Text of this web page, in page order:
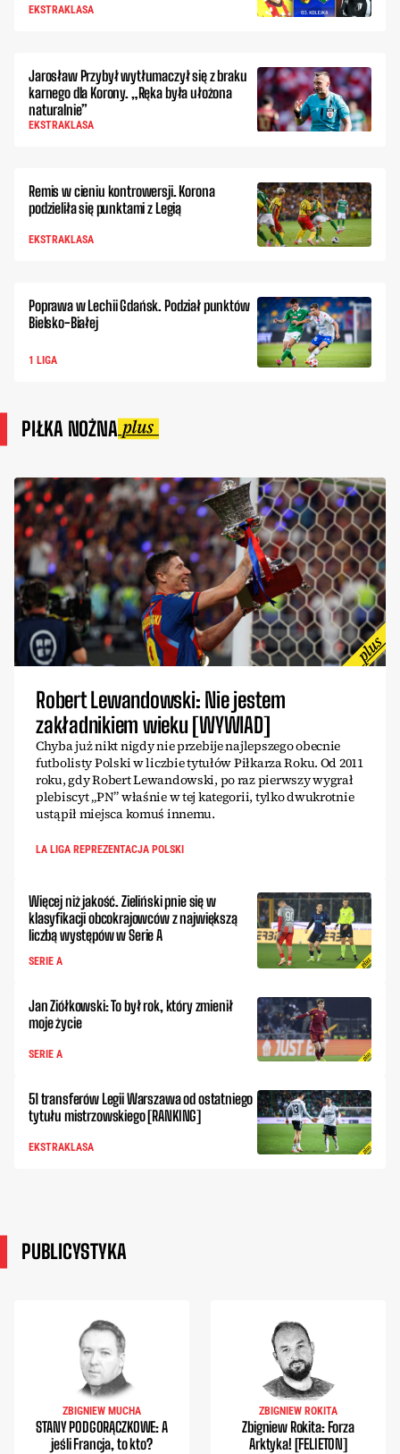
EKSTRAKLASA
Jarosław Przybył wytłumaczył się z braku
karnego dla Korony. „Ręka była ułożona
naturalnie”
EKSTRAKLASA
Remis w cieniu kontrowersji. Korona
podzieliła się punktami z Legią
EKSTRAKLASA
Poprawa w Lechii Gdańsk. Podział punktów
Bielsko-Białej
1 LIGA
PIŁKA NOŻNA
Robert Lewandowski: Nie jestem
zakładnikiem wieku [WYWIAD]
Chyba już nikt nigdy nie przebije najlepszego obecnie
futbolisty Polski w liczbie tytułów Piłkarza Roku. Od 2011
roku, gdy Robert Lewandowski, po raz pierwszy wygrał
plebiscyt „PN” właśnie w tej kategorii, tylko dwukrotnie
ustąpił miejsca komuś innemu.
LA LIGA REPREZENTACJA POLSKI
Więcej niż jakość. Zieliński pnie się w
klasyfikacji obcokrajowców z największą
liczbą występów w Serie A
SERIE A
Jan Ziółkowski: To był rok, który zmienił
moje życie
SERIE A
51 transferów Legii Warszawa od ostatniego
tytułu mistrzowskiego [RANKING]
EKSTRAKLASA
PUBLICYSTYKA
ZBIGNIEW MUCHA
STANY PODGORĄCZKOWE: A
jeśli Francja, to kto?
ZBIGNIEW ROKITA
Zbigniew Rokita: Forza
Arktyka! [FELIETON]